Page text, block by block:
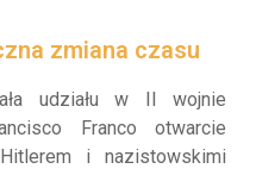
zmiana czasu
udziału w II wojnie
Franco otwarcie
i nazistowskimi